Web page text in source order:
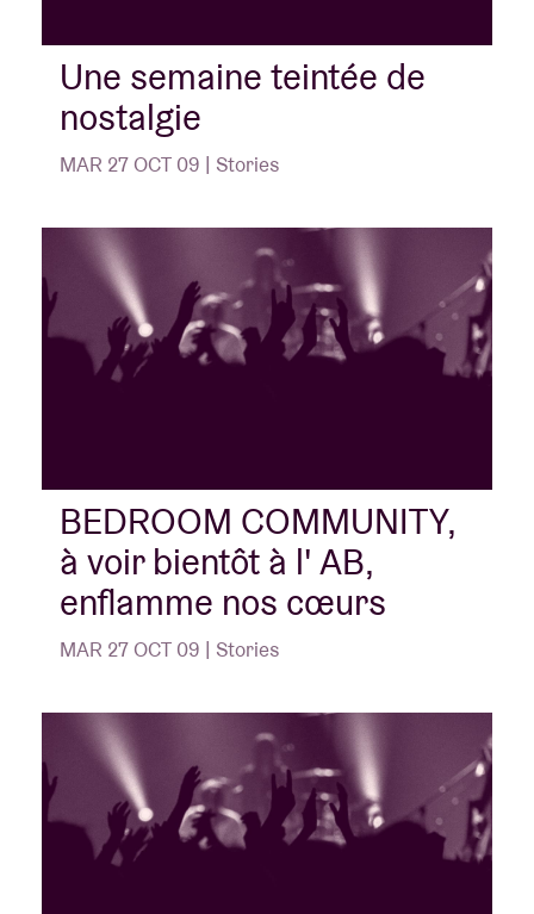
Location de salles
Chèque-concert
Une semaine teintée de
nostalgie
MAR 27 OCT 09 | Stories
BEDROOM COMMUNITY,
à voir bientôt à l' AB,
enflamme nos cœurs
MAR 27 OCT 09 | Stories